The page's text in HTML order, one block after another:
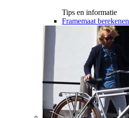
Tips en informatie
Framemaat berekenen